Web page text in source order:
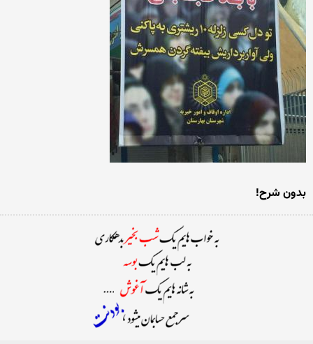
بدون شرح!